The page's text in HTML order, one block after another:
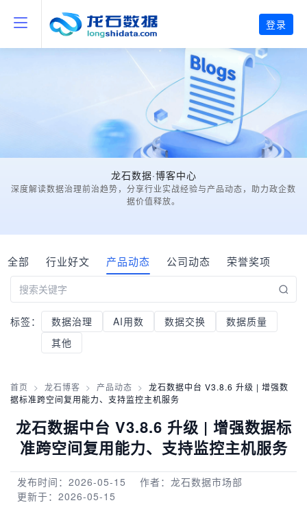
龙石数据·博客中心
深度解读数据治理前治趋势，分享行业实战经验与产品动态，助力政企数
据价值释放。
全部 行业好文 产品动态 公司动态 荣誉奖项
标签： 数据治理 AI用数 数据交换
数据质量
其他
首页 > 龙石博客 > 产品动态 >
龙石数据中台 V3.8.6 升级 | 增强数
据标准跨空间复用能力、支持监控主机服务
龙石数据中台 V3.8.6 升级 | 增强数据标
准跨空间复用能力、支持监控主机服务
发布时间：2026-05-15
作者：龙石数据市场部
更新于：2026-05-15
登录